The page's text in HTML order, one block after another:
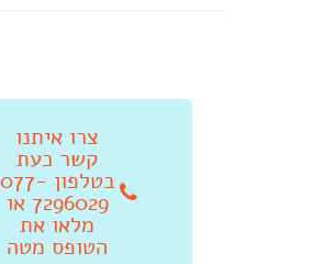
צרו איתנו
קשר כעת
בטלפון 077-
7296029 או
מלאו את
הטופס מטה